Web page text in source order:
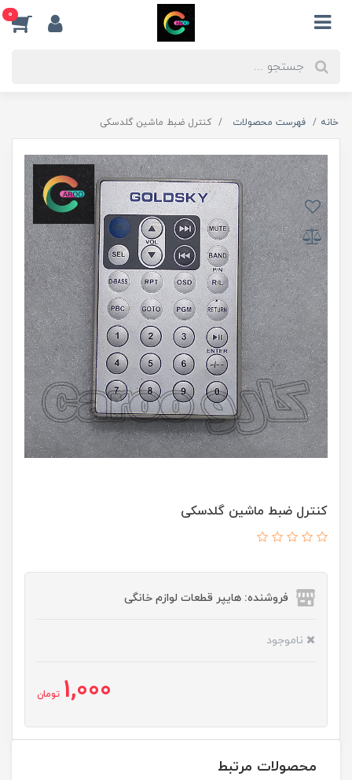
0
خانه فهرست محصولات کنترل ضبط ماشین گلدسکی
کنترل ضبط ماشین گلدسکی
فروشنده: هایپر قطعات لوازم خانگی
ناموجود
1,000 تومان
محصولات مرتبط